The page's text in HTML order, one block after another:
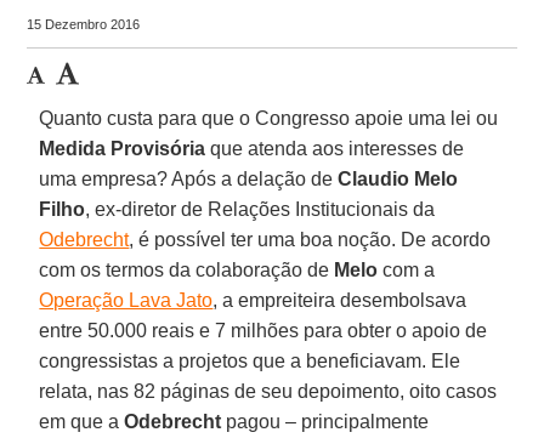
15 Dezembro 2016
Quanto custa para que o Congresso apoie uma lei ou
Medida Provisória que atenda aos interesses de
uma empresa? Após a delação deClaudio Melo
Filho, ex-diretor de Relações Institucionais da
Odebrecht, é possível ter uma boa noção. De acordo
com os termos da colaboração de Melo com a
Operação Lava Jato, a empreiteira desembolsava
entre 50.000 reais e 7 milhões para obter o apoio de
congressistas a projetos que a beneficiavam. Ele
relata, nas 82 páginas de seu depoimento, oito casos
em que aOdebrecht pagou – principalmente